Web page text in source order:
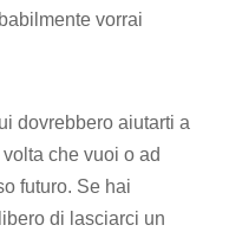
vorrai
dovrebbero aiutarti a
che vuoi o ad
futuro. Se hai
di lasciarci un